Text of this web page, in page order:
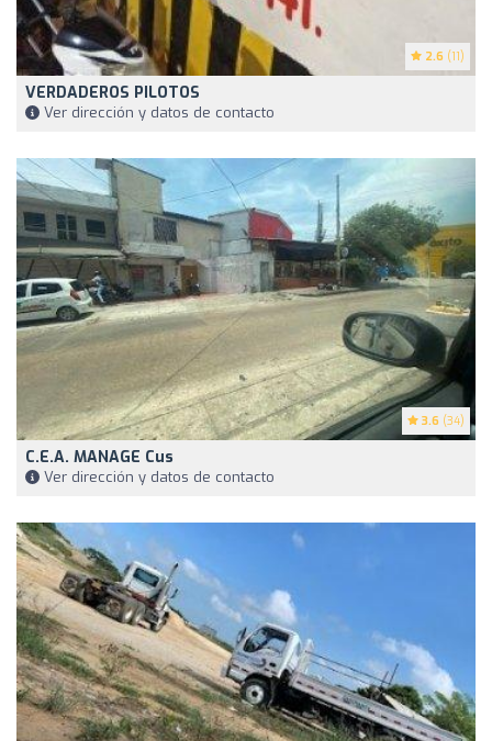
2.6 (11)
VERDADEROS PILOTOS
Ver dirección y datos de contacto
3.6 (34)
C.E.A. MANAGE Cus
Ver dirección y datos de contacto